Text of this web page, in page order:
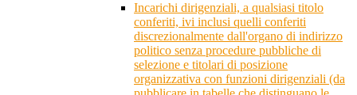
Incarichi dirigenziali, a qualsiasi titolo
conferiti, ivi inclusi quelli conferiti
discrezionalmente dall'organo di indirizzo
politico senza procedure pubbliche di
selezione e titolari di posizione
organizzativa con funzioni dirigenziali (da